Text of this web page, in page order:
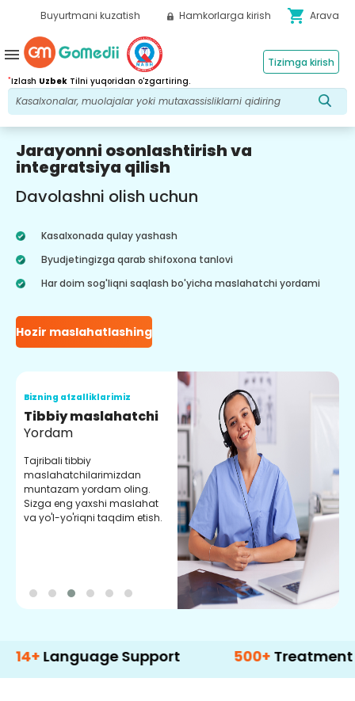
Buyurtmani kuzatish Hamkorlarga kirish shopping_cart Arava
*Izlash Uzbek Tilni yuqoridan o'zgartiring.
Tizimga kirish
menu
Jarayonni osonlashtirish va
integratsiya qilish
Davolashni olish uchun
Kasalxonada qulay yashash
Byudjetingizga qarab shifoxona tanlovi
Har doim sog'liqni saqlash bo'yicha maslahatchi yordami
Hozir maslahatlashing
Bizning afzalliklarimiz
Tibbiy maslahatchi
Yordam
Tajribali tibbiy
maslahatchilarimizdan
muntazam yordam oling.
Sizga eng yaxshi maslahat
va yo'l-yo'riqni taqdim etish.
Support 500+ Treatment Options